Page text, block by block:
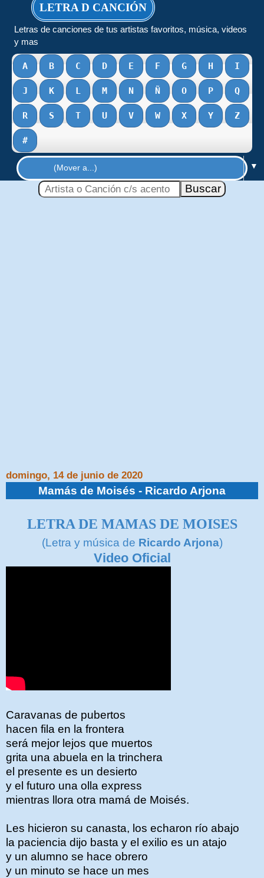
LETRA D CANCIÓN
Letras de canciones de tus artistas favoritos, música, videos
y mas
A B C D E F G H I
J K L M N Ñ O P Q
R S T U V W X Y Z
#
▼
domingo, 14 de junio de 2020
Mamás de Moisés - Ricardo Arjona
LETRA DE MAMAS DE MOISES
(Letra y música de Ricardo Arjona)
Video Oficial
Caravanas de pubertos
hacen fila en la frontera
será mejor lejos que muertos
grita una abuela en la trinchera
el presente es un desierto
y el futuro una olla express
mientras llora otra mamá de Moisés.
Les hicieron su canasta, los echaron río abajo
la paciencia dijo basta y el exilio es un atajo
y un alumno se hace obrero
y un minuto se hace un mes